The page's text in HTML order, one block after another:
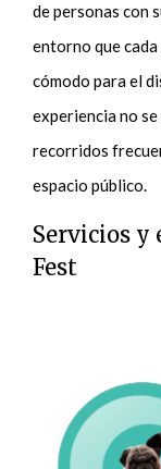
de personas con
entorno que
cómodo para el
experiencia no
recorridos
espacio público.
Servicios y
Fest